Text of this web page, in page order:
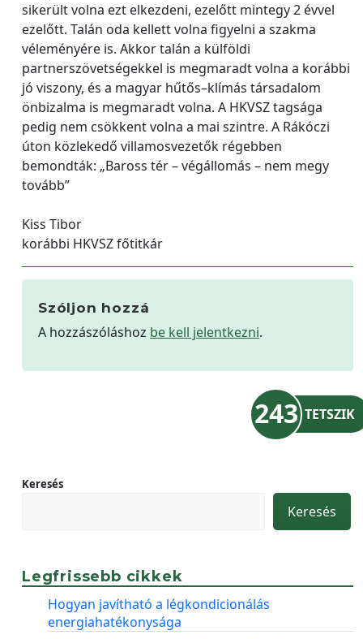
sikerült volna ezt elkezdeni, ezelőtt mintegy 2 évvel
ezelőtt. Talán oda kellett volna figyelni a szakma
véleményére is. Akkor talán a külföldi
partnerszövetségekkel is megmaradt volna a korábbi
jó viszony, és a magyar hűtős–klímás társadalom
önbizalma is megmaradt volna. A HKVSZ tagsága
pedig nem csökkent volna a mai szintre. A Rákóczi
úton közlekedő villamosvezetők régebben
bemondták: „Baross tér – végállomás – nem megy
tovább”
Kiss Tibor
korábbi HKVSZ főtitkár
Szóljon hozzá
A hozzászóláshoz be kell jelentkezni.
243 TETSZIK
Keresés
Keresés
Legfrissebb cikkek
Hogyan javítható a légkondicionálás
energiahatékonysága